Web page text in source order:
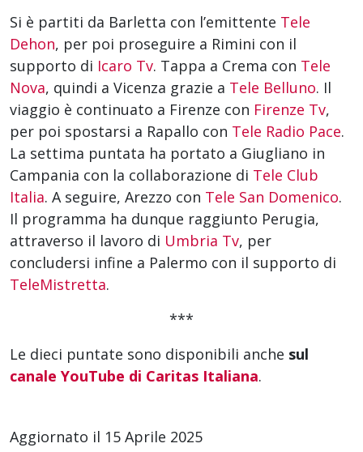
Si è partiti da Barletta con l’emittente Tele
Dehon, per poi proseguire a Rimini con il
supporto di Icaro Tv. Tappa a Crema con Tele
Nova, quindi a Vicenza grazie a Tele Belluno. Il
viaggio è continuato a Firenze con Firenze Tv,
per poi spostarsi a Rapallo con Tele Radio Pace.
La settima puntata ha portato a Giugliano in
Campania con la collaborazione di Tele Club
Italia. A seguire, Arezzo con Tele San Domenico.
Il programma ha dunque raggiunto Perugia,
attraverso il lavoro di Umbria Tv, per
concludersi infine a Palermo con il supporto di
TeleMistretta.
***
Le dieci puntate sono disponibili anche sul
canale YouTube di Caritas Italiana.
Aggiornato il 15 Aprile 2025